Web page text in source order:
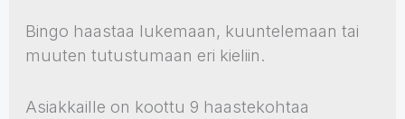
Bingo haastaa lukemaan, kuuntelemaan tai
muuten tutustumaan eri kieliin.
Asiakkaille on koottu 9 haastekohtaa